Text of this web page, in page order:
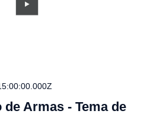
Armas - Tema de